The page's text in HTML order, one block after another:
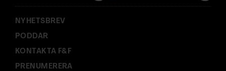
:
NYHETSBREV
PODDAR
KONTAKTA F&F
PRENUMERERA